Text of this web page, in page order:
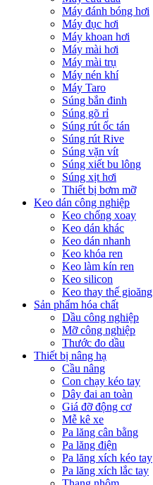
Máy đánh bóng hơi
Máy đục hơi
Máy khoan hơi
Máy mài hơi
Máy mài trụ
Máy nén khí
Máy Taro
Súng bắn đinh
Súng gõ rỉ
Súng rút ốc tán
Súng rút Rive
Súng vặn vít
Súng xiết bu lông
Súng xịt hơi
Thiết bị bơm mỡ
Keo dán công nghiệp
Keo chống xoay
Keo dán khác
Keo dán nhanh
Keo khóa ren
Keo làm kín ren
Keo silicon
Keo thay thế gioăng
Sản phẩm hóa chất
Dầu công nghiệp
Mỡ công nghiệp
Thước đo dầu
Thiết bị nâng hạ
Cầu nâng
Con chạy kéo tay
Dây đai an toàn
Giá đỡ động cơ
Mễ kê xe
Pa lăng cân bằng
Pa lăng điện
Pa lăng xích kéo tay
Pa lăng xích lắc tay